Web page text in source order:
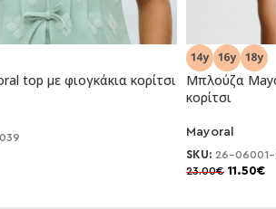
top με φιογκάκια κορίτσι
Μπλούζα
κορίτσι
Mayoral
SKU: 26-06001-
23.00€ 11.50€